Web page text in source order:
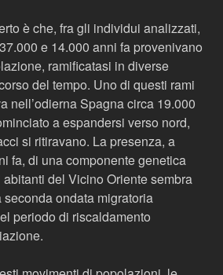
è che, fra gli individui analizzati,
e 14.000 anni fa provenivano
ramificatasi in diverse
del tempo. Uno di questi rami
nell’odierna Spagna circa 19.000
a espandersi verso nord,
si ritiravano. La presenza, a
fa, di una componente genetica
del Vicino Oriente sembra
ondata migratoria
periodo di riscaldamento